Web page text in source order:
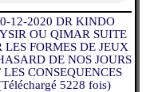
12-2020 DR KINDO
OU QIMAR SUITE
LES FORMES DE JEUX
DE NOS JOURS
LES CONSEQUENCES
5228 fois)